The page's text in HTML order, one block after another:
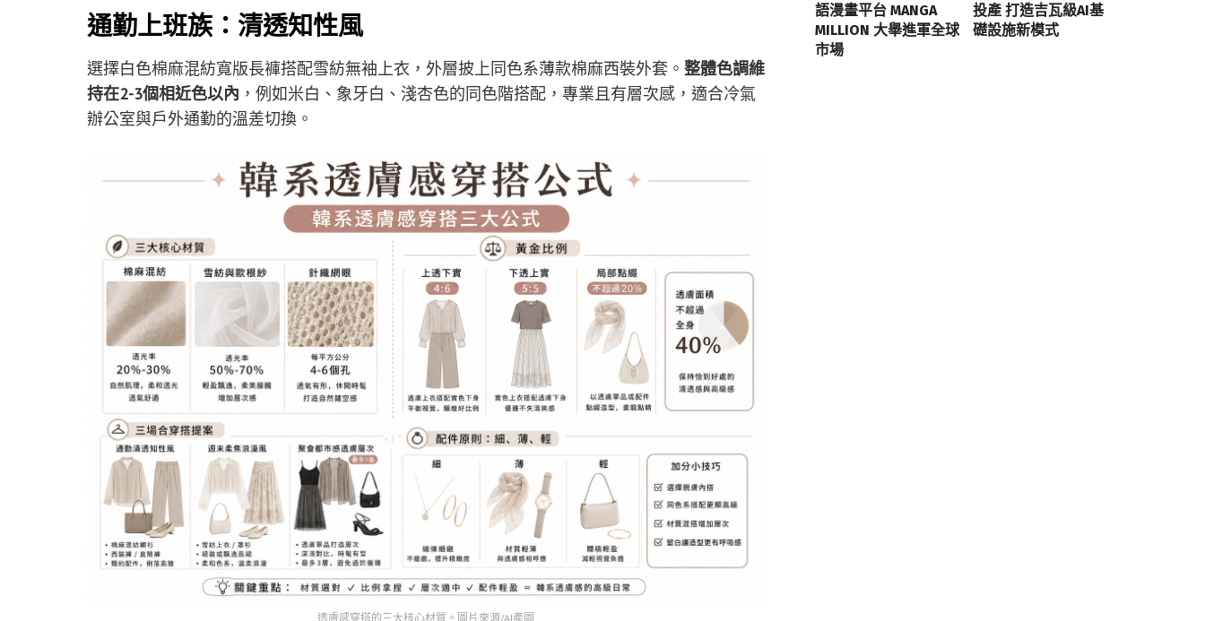
通勤上班族：清透知性風
選擇白色棉麻混紡寬版長褲搭配雪紡無袖上衣，外層披上同色系薄款棉麻西裝外套。 整體色調維
持在2-3個相近色以內 ，例如米白、象牙白、淺杏色的同色階搭配，專業且有層次感，適合冷氣
辦公室與戶外通勤的溫差切換。
透膚感穿搭的三大核心材質。圖片來源/AI產圖
語漫畫平台 MANGA
MILLION 大舉進軍全球
市場
投產 打造吉瓦級AI基
礎設施新模式